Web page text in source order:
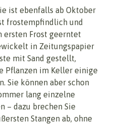
ist ebenfalls ab Oktober
frostempfindlich und
ersten Frost geerntet
in Zeitungspapier
mit Sand gestellt,
Pflanzen im Keller einige
Sie können aber schon
lang einzelne
– dazu brechen Sie
Stangen ab, ohne